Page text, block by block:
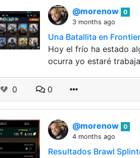
@morenow 0
3 months ago
Una Batallita en
Hoy el frío ha estado
ocurra yo estaré
0 0
@morenow 0
4 months ago
Resultados Brawl